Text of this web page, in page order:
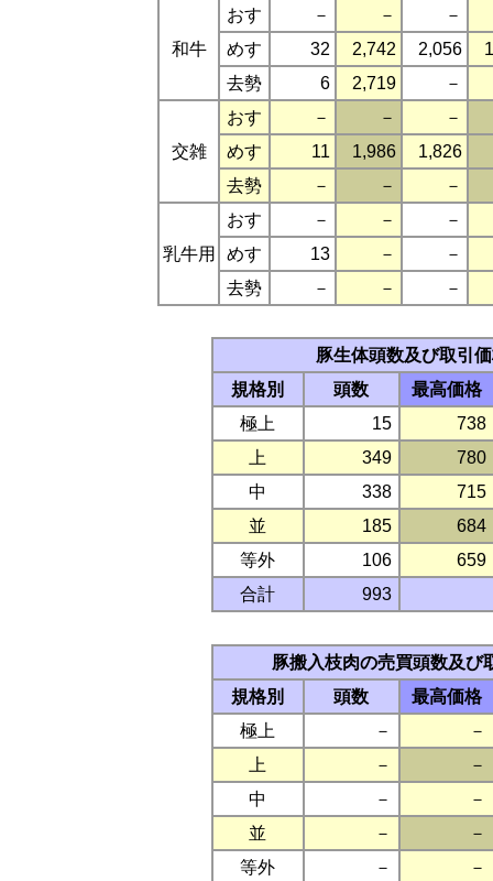
和牛
おす － －
－
めす
32 2,742 2,056
去勢
6 2,719 －
交雑
おす － －
－
めす
11 1,986
1,826
去勢
－ － －
乳牛用
おす － －
－
めす
13 －
－
去勢
－ － －
豚生体頭数及び取引
規格別
頭数
最高価格
極上
15
738
上
349
780
中
338
715
並
185
684
等外
106
659
合計
993
豚搬入枝肉の売買頭数及び
規格別
頭数
最高価格
極上
－
－
上
－
－
中
－
－
並
－
－
等外
－ －